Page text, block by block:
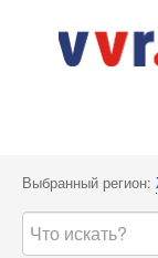
Выбранный регион: